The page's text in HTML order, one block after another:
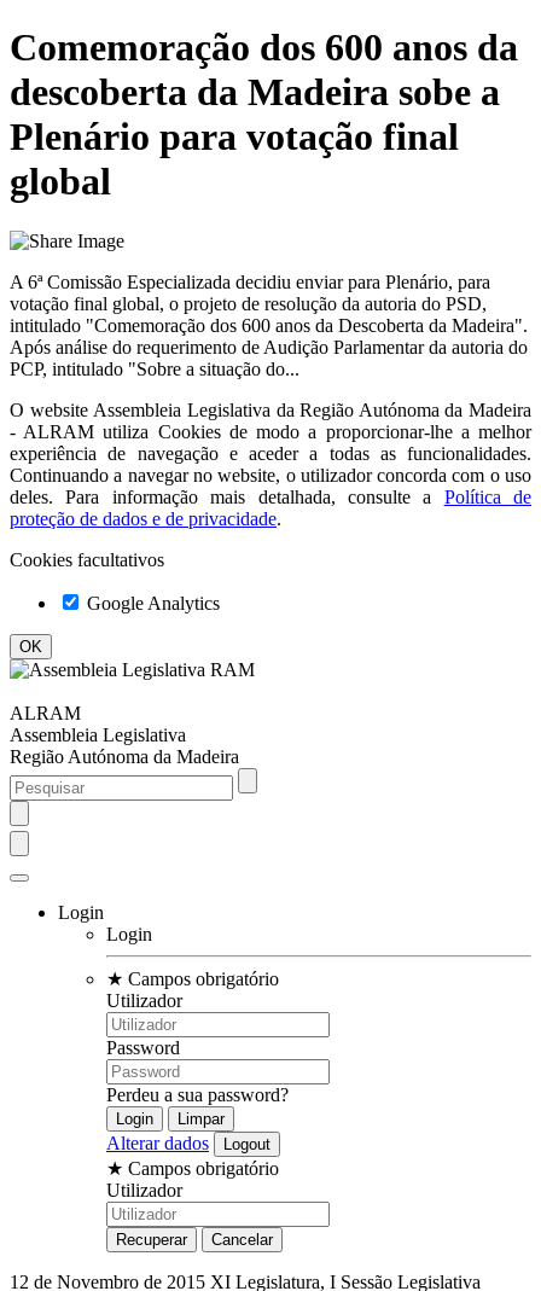
Comemoração dos 600 anos da
descoberta da Madeira sobe a
Plenário para votação final
global
A 6ª Comissão Especializada decidiu enviar para Plenário, para
votação final global, o projeto de resolução da autoria do PSD,
intitulado "Comemoração dos 600 anos da Descoberta da Madeira".
Após análise do requerimento de Audição Parlamentar da autoria do
PCP, intitulado "Sobre a situação do...
O website Assembleia Legislativa da Região Autónoma da Madeira
- ALRAM utiliza Cookies de modo a proporcionar-lhe a melhor
experiência de navegação e aceder a todas as funcionalidades.
Continuando a navegar no website, o utilizador concorda com o uso
deles. Para informação mais detalhada, consulte a
Política de
proteção de dados e de privacidade.
Cookies facultativos
Google Analytics
ALRAM
Assembleia Legislativa
Região Autónoma da Madeira
Login
Login
★ Campos obrigatório
Utilizador
Password
Perdeu a sua password?
Alterar dados
★ Campos obrigatório
Utilizador
12 de Novembro de 2015 XI Legislatura, I Sessão Legislativa